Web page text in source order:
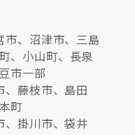
市、沼津市、三島
、小山町、長泉
市一部
藤枝市、島田
町
、掛川市、袋井